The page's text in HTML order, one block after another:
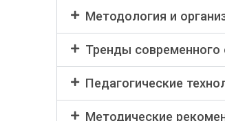
Методология и
Тренды современного
Педагогические
Методические